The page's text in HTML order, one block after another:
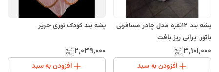
پشه بند 12نفره مدل چادر مسافرتی
باتور ایرانی ریز بافت
۳٬۱۰۱٬۰۰۰
افزودن به سبد
پشه بند کودک توری حریر
۲٬۰۳۹٬۰۰۰
افزودن به سبد